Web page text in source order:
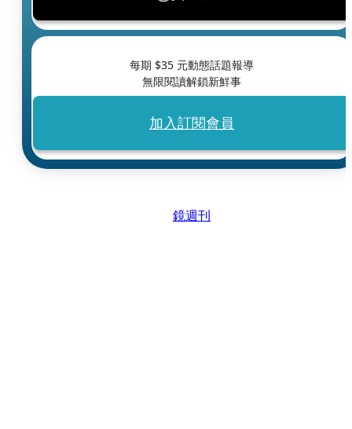
每期 $35 元動態話題報導
無限閱讀解鎖新鮮事
加入訂閱會員
鏡週刊